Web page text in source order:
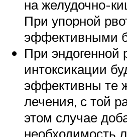
на желудочно-
При упорной
эффективными
При эндогенной
интоксикации
эффективны те
лечения, с той
этом случае
необходимость